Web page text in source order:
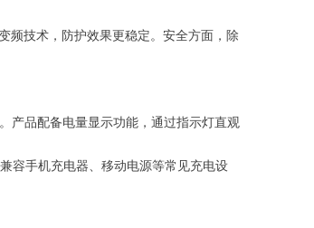
频技术，防护效果更稳定。安全方面，除
产品配备电量显示功能，通过指示灯直观
容手机充电器、移动电源等常见充电设